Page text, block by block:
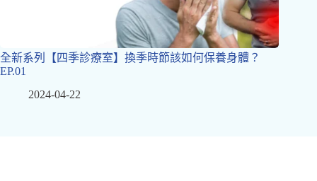
全新系列【四季診療室】換季時節該如何保養身體？
EP.01
2024-04-22